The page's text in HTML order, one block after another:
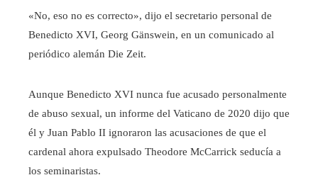
«No, eso no es correcto», dijo el secretario personal de
Benedicto XVI, Georg Gänswein, en un comunicado al
periódico alemán Die Zeit.
Aunque Benedicto XVI nunca fue acusado personalmente
de abuso sexual, un informe del Vaticano de 2020 dijo que
él y Juan Pablo II ignoraron las acusaciones de que el
cardenal ahora expulsado Theodore McCarrick seducía a
los seminaristas.